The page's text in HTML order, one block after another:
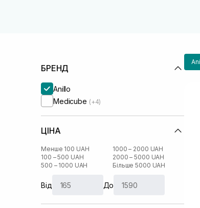
БРЕНД
Anillo
Medicube (+4)
ЦІНА
Менше 100 UAH
100 – 500 UAH
500 – 1000 UAH
1000 – 2000 UAH
2000 – 5000 UAH
Більше 5000 UAH
Від До